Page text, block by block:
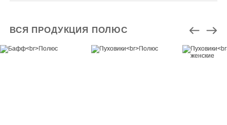
ВСЯ ПРОДУКЦИЯ ПОЛЮС